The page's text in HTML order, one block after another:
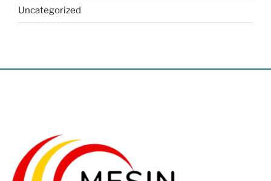
Uncategorized